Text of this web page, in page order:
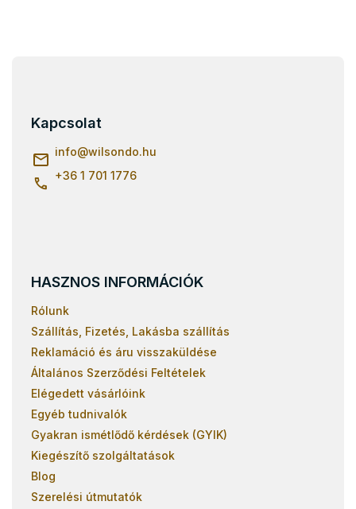
Kapcsolat
info@wilsondo.hu
+36 1 701 1776
HASZNOS INFORMÁCIÓK
Rólunk
Szállítás, Fizetés, Lakásba szállítás
Reklamáció és áru visszaküldése
Általános Szerződési Feltételek
Elégedett vásárlóink
Egyéb tudnivalók
Gyakran ismétlődő kérdések (GYIK)
Kiegészítő szolgáltatások
Blog
Szerelési útmutatók